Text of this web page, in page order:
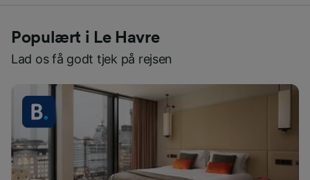
Populært i Le Havre
Lad os få godt tjek på rejsen